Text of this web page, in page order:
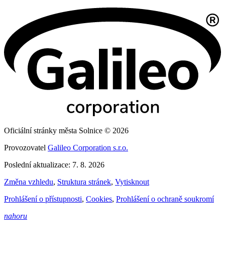
Oficiální stránky města Solnice © 2026
Provozovatel Galileo Corporation s.r.o.
Poslední aktualizace: 7. 8. 2026
Změna vzhledu, Struktura stránek, Vytisknout
Prohlášení o přístupnosti, Cookies, Prohlášení o ochraně soukromí
nahoru